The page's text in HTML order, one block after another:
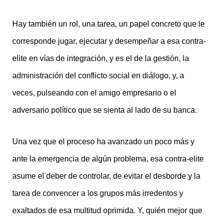
Hay también un rol, una tarea, un papel concreto que le
corresponde jugar, ejecutar y desempeñar a esa contra-
elite en vías de integración, y es el de la gestión, la
administración del conflicto social en diálogo, y, a
veces, pulseando con el amigo empresario o el
adversario político que se sienta al lado de su banca.
Una vez que el proceso ha avanzado un poco más y
ante la emergencia de algún problema, esa contra-elite
asume el deber de controlar, de evitar el desborde y la
tarea de convencer a los grupos más irredentos y
exaltados de esa multitud oprimida. Y, quién mejor que